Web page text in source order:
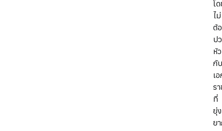
โ
ไม่
ต้
ป
หัว
กั
เ
ร
ที่
ยุ่ง
ย